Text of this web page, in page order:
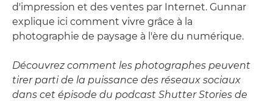
d'impression et des ventes par Internet. Gunnar
explique ici comment vivre grâce à la
photographie de paysage à l'ère du numérique.
Découvrez comment les photographes peuvent
tirer parti de la puissance des réseaux sociaux
dans cet épisode du podcast Shutter Stories de